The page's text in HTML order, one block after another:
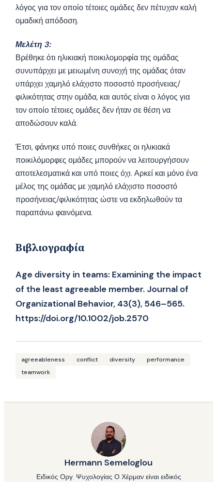
λόγος για τον οποίο τέτοιες ομάδες δεν πέτυχαν καλή
ομαδική απόδοση.
Μελέτη 3:
Βρέθηκε ότι ηλικιακή ποικιλομορφία της ομάδας
συνυπάρχει με μειωμένη συνοχή της ομάδας όταν
υπάρχει χαμηλό ελάχιστο ποσοστό προσήνειας/
φιλικότητας στην ομάδα, και αυτός είναι ο λόγος για
τον οποίο τέτοιες ομάδες δεν ήταν σε θέση να
αποδώσουν καλά.
Έτσι, φάνηκε υπό ποιες συνθήκες οι ηλικιακά
ποικιλόμορφες ομάδες μπορούν να λειτουργήσουν
αποτελεσματικά και υπό ποιες όχι. Αρκεί και μόνο ένα
μέλος της ομάδας με χαμηλό ελάχιστο ποσοστό
προσήνειας/φιλικότητας ώστε να εκδηλωθούν τα
παραπάνω φαινόμενα.
Βιβλιογραφία
Age diversity in teams: Examining the impact
of the least agreeable member. Journal of
Organizational Behavior, 43(3), 546–565.
https://doi.org/10.1002/job.2570
agreeableness conflict diversity
performance
teamwork
Hermann Semeloglou
Ειδικός Οργ. Ψυχολογίας Ο Χέρμαν είναι ειδικός